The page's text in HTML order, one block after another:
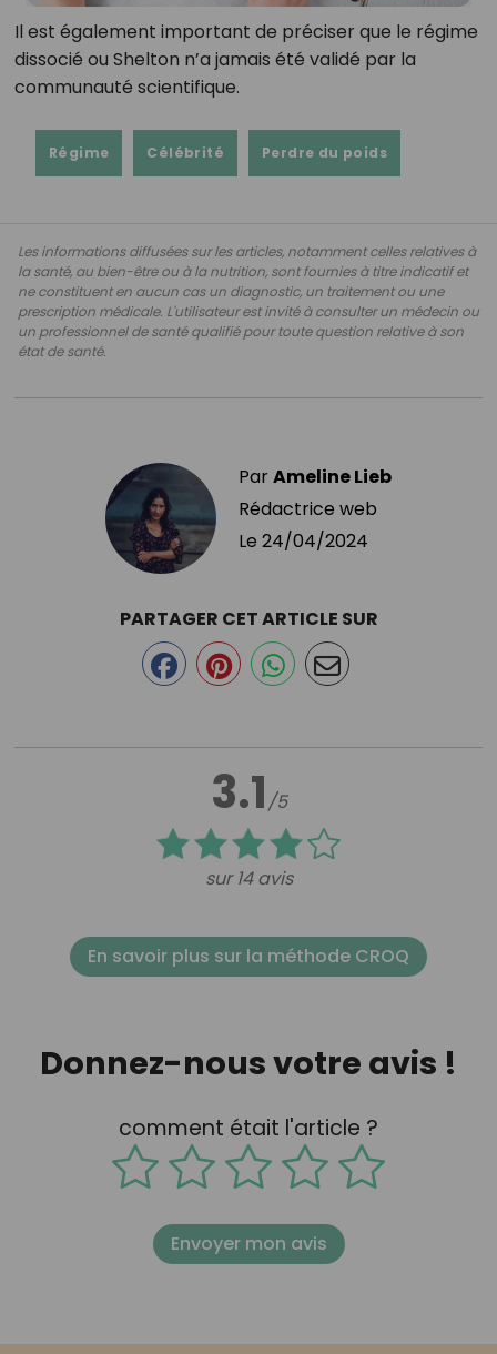
Il est également important de préciser que le régime
dissocié ou Shelton n’a jamais été validé par la
communauté scientifique.
Régime Célébrité Perdre du poids
Les informations diffusées sur les articles, notamment celles relatives à
la santé, au bien-être ou à la nutrition, sont fournies à titre indicatif et
ne constituent en aucun cas un diagnostic, un traitement ou une
prescription médicale. L'utilisateur est invité à consulter un médecin ou
un professionnel de santé qualifié pour toute question relative à son
état de santé.
ParAmeline Lieb
Rédactrice web
Le 24/04/2024
3.1 /5
sur 14 avis
PARTAGER CET ARTICLE SUR
En savoir plus sur la méthode CROQ
Donnez-nous votre avis !
comment était l'article ?
Envoyer mon avis